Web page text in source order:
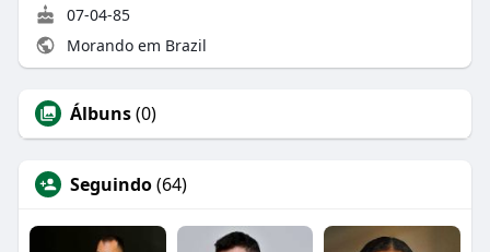
07-04-85
Morando em Brazil
Álbuns(0)
Seguindo(64)